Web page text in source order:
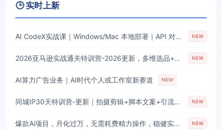
🕒 实时上新
AI CodeX实战课｜Windows/Mac 本地部署｜API 对接调通｜Skill 自制｜漫剧剪辑｜网站 VR 项目｜AI项目落地全教程 NEW
2026亚马逊实战通关特训营-2026更新，多维选品+渐进式打法+AI应用，从0到1打造盈利店铺 NEW
AI算力广告业务｜AI时代个人或工作室新赛道 NEW
同城IP30天特训营-更新｜拍摄剪辑+脚本文案+引流成交，打爆本地流量提升门店业绩实操教学 NEW
爆款Ai项目，月化过万，无需耗费精力操作，稳健实现每月增收 NEW